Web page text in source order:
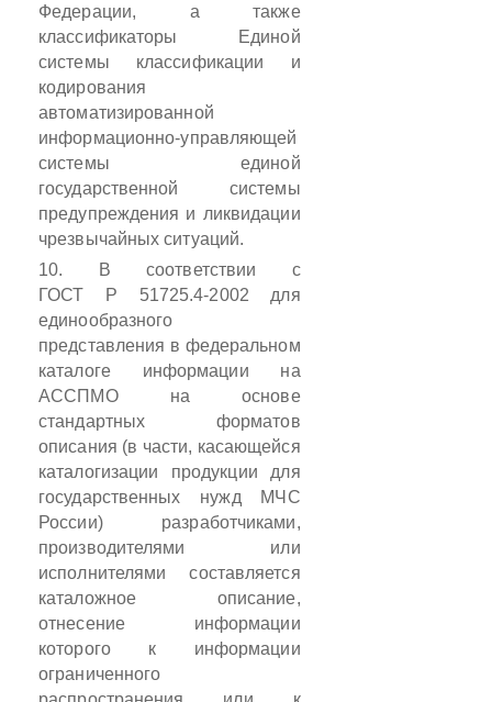
Федерации, а также
классификаторы Единой
системы классификации и
кодирования
автоматизированной
информационно-управляющей
системы единой
государственной системы
предупреждения и ликвидации
чрезвычайных ситуаций.
10. В соответствии с
ГОСТ
Р 51725.4-2002 для
единообразного
представления в федеральном
каталоге информации на
АССПМО на основе
стандартных форматов
описания (в части, касающейся
каталогизации продукции для
государственных нужд МЧС
России) разработчиками,
производителями или
исполнителями составляется
каталожное описание,
отнесение информации
которого к информации
ограниченного